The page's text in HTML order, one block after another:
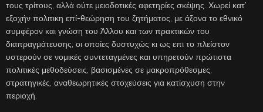
τους τρίτους, αλλά ούτε μειοδοτικές αφετηρίες σκέψης. Χωρεί κατ’
εξοχήν πολιτικη επί-θεώρηση του ζητήματος, με άξονα το εθνικό
συμφέρον και γνώση του Άλλου και των πρακτικών του
διαπραγμάτευσης, οι οποίες δυστυχώς κι ως επι το πλείστον
υστερούν σε νομικές συντεταγμένες και υπηρετούν πρώτιστα
πολιτικές μεθοδεύσεις, βασισμένες σε μακροπρόθεσμες,
στρατηγικές, αναθεωρητικές στοχεύσεις για κατίσχυση στην
περιοχή.